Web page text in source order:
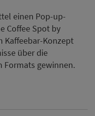
einen Pop-up-
Coffee Spot by
Kaffeebar-Konzept
über die
Formats gewinnen.